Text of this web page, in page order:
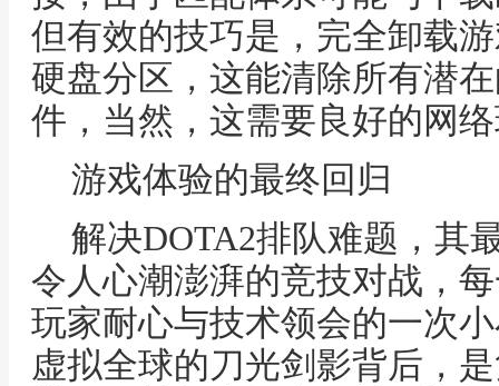
但有效的技巧是，完全卸载
硬盘分区，这能清除所有潜
件，当然，这需要良好的网
游戏体验的最终回归
解决DOTA2排队难题，其
令人心潮澎湃的竞技对战，
玩家耐心与技术领会的一次
虚拟全球的刀光剑影背后，